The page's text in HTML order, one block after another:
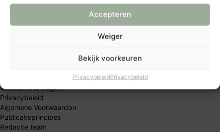
Accepteren
Weiger
Bekijk voorkeuren
PrivacybeleidPrivacybeleid
Trouwexperts – business login
Vacatures & stages
Privacybeleid
Algemene Voorwaarden
Publicatieprincipes
Redactie team